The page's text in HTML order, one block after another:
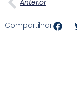
Anterior
Compartilhar